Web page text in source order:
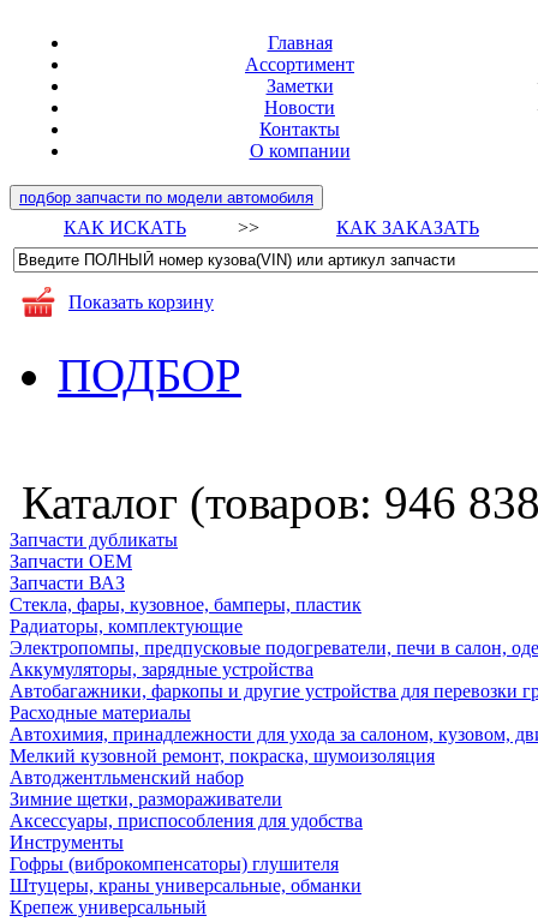
Главная
Ассортимент
Заметки
Новости
Контакты
О компании
подбор запчасти по модели автомобиля
КАК ИСКАТЬ >> КАК ЗАКАЗАТЬ
Показать корзину
ПОДБОР
Каталог (товаров: 946
Запчасти дубликаты
Запчасти ОЕМ
Запчасти ВАЗ
Стекла, фары, кузовное, бамперы, пластик
Радиаторы, комплектующие
Электропомпы, предпусковые подогреватели, печи в салон,
Аккумуляторы, зарядные устройства
Автобагажники, фаркопы и другие устройства для перевозки
Расходные материалы
Автохимия, принадлежности для ухода за салоном, кузовом,
Мелкий кузовной ремонт, покраска, шумоизоляция
Автоджентльменский набор
Зимние щетки, размораживатели
Аксессуары, приспособления для удобства
Инструменты
Гофры (виброкомпенсаторы) глушителя
Штуцеры, краны универсальные, обманки
Крепеж универсальный